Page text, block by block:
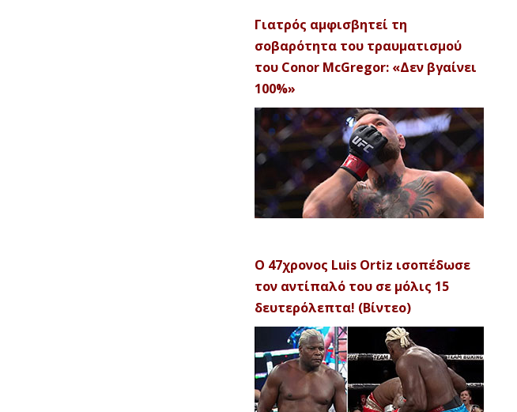
Γιατρός αμφισβητεί τη
σοβαρότητα του τραυματισμού
του Conor McGregor: «Δεν βγαίνει
100%»
Ο 47χρονος Luis Ortiz ισοπέδωσε
τον αντίπαλό του σε μόλις 15
δευτερόλεπτα! (Βίντεο)